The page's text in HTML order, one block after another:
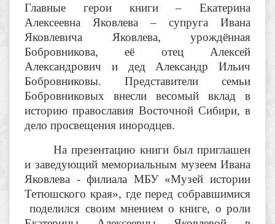
Главные герои книги – Екатерина
Алексеевна Яковлева – супруга Ивана
Яковлевича Яковлева, урождённая
Бобровникова, её отец Алексей
Александрович и дед Александр Ильич
Бобровниковы. Представители семьи
Бобровниковых внесли весомый вклад в
историю православия Восточной Сибири, в
дело просвещения инородцев.
На презентацию книги был приглашен
и заведующий мемориальным музеем Ивана
Яковлева - филиала МБУ «Музей истории
Тетюшского края», где перед собравшимися
поделился своим мнением о книге, о роли